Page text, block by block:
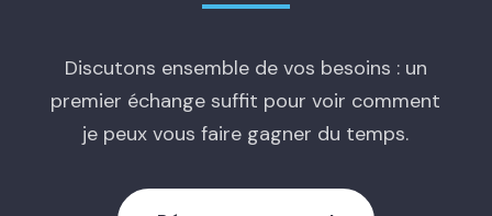
Discutons ensemble de vos besoins : un
premier échange suffit pour voir comment
je peux vous faire gagner du temps.